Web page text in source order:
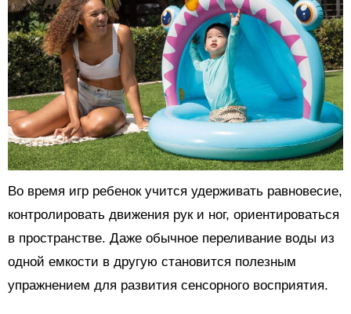
Во время игр ребенок учится удерживать равновесие,
контролировать движения рук и ног, ориентироваться
в пространстве. Даже обычное переливание воды из
одной емкости в другую становится полезным
упражнением для развития сенсорного восприятия.